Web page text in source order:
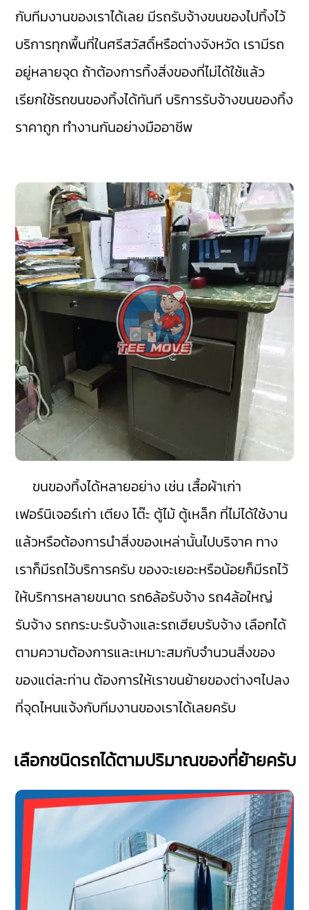
กับทีมงานของเราได้เลย มีรถรับจ้างขนของไปทิ้งไว้
บริการทุกพื้นที่ในศรีสวัสดิ์หรือต่างจังหวัด เรามีรถ
อยู่หลายจุด ถ้าต้องการทิ้งสิ่งของที่ไม่ได้ใช้แล้ว
เรียกใช้รถขนของทิ้งได้ทันที บริการรับจ้างขนของทิ้ง
ราคาถูก ทำงานกันอย่างมืออาชีพ
ขนของทิ้งได้หลายอย่าง เช่น เสื้อผ้าเก่า
เฟอร์นิเจอร์เก่า เตียง โต๊ะ ตู้ไม้ ตู้เหล็ก ที่ไม่ได้ใช้งาน
แล้วหรือต้องการนำสิ่งของเหล่านั้นไปบริจาค ทาง
เราก็มีรถไว้บริการครับ ของจะเยอะหรือน้อยก็มีรถไว้
ให้บริการหลายขนาด รถ6ล้อรับจ้าง รถ4ล้อใหญ่
รับจ้าง รถกระบะรับจ้างและรถเฮียบรับจ้าง เลือกได้
ตามความต้องการและเหมาะสมกับจำนวนสิ่งของ
ของแต่ละท่าน ต้องการให้เราขนย้ายของต่างๆไปลง
ที่จุดไหนแจ้งกับทีมงานของเราได้เลยครับ
เลือกชนิดรถได้ตามปริมาณของที่ย้ายครับ